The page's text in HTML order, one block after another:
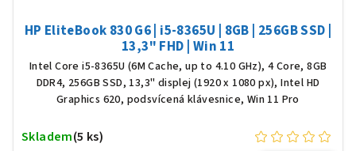
HP EliteBook 830 G6 | i5-8365U | 8GB | 256GB SSD |
13,3" FHD | Win 11
Intel Core i5-8365U (6M Cache, up to 4.10 GHz), 4 Core, 8GB
DDR4, 256GB SSD, 13,3" displej (1920 x 1080 px), Intel HD
Graphics 620, podsvícená klávesnice, Win 11 Pro
Skladem(5 ks)